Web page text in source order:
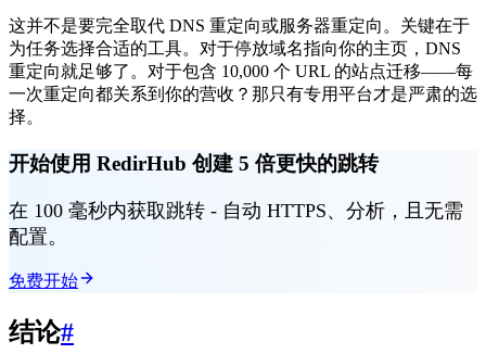
这并不是要完全取代 DNS 重定向或服务器重定向。关键在于
为任务选择合适的工具。对于停放域名指向你的主页，DNS
重定向就足够了。对于包含 10,000 个 URL 的站点迁移——每
一次重定向都关系到你的营收？那只有专用平台才是严肃的选
择。
开始使用 RedirHub 创建 5 倍更快的跳转
在 100 毫秒内获取跳转 - 自动 HTTPS、分析，且无需
配置。
免费开始
结论#